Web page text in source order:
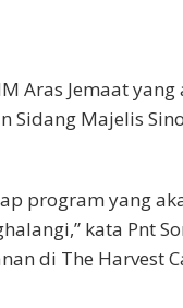
Aras Jemaat yang
Sidang Majelis
program yang
kata Pnt
di The Harvest